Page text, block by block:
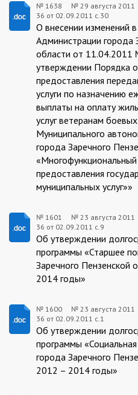
1638:2011-
№ 1638 № 29 августа 2011
36 от 02.09.2011 с.30
О внесении изменений
Администрации города
области от
утверждении Порядка
предоставления
услуги по назначению
выплаты на оплату
услуг ветеранам
Муниципального
города Заречного
«Многофункциональный
предоставления
муниципальных услуг»»
1601:2011-
№ 1601 № 23 августа 2011
36 от 02.09.2011 с.9
Об утверждении
программы «Старшее
Заречного Пензенской
2014 годы»
1600:2011-
№ 1600 № 23 августа 2011
36 от 02.09.2011 с.1
Об утверждении
программы
города Заречного
2012 – 2014 годы»